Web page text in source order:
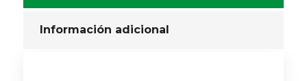
Información adicional